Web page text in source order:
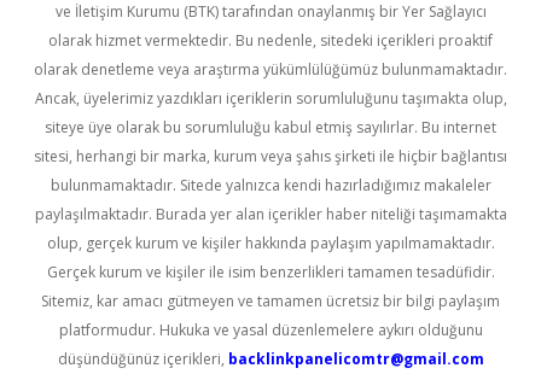
ve İletişim Kurumu (BTK) tarafından onaylanmış bir Yer Sağlayıcı
olarak hizmet vermektedir. Bu nedenle, sitedeki içerikleri proaktif
olarak denetleme veya araştırma yükümlülüğümüz bulunmamaktadır.
Ancak, üyelerimiz yazdıkları içeriklerin sorumluluğunu taşımakta olup,
siteye üye olarak bu sorumluluğu kabul etmiş sayılırlar. Bu internet
sitesi, herhangi bir marka, kurum veya şahıs şirketi ile hiçbir bağlantısı
bulunmamaktadır. Sitede yalnızca kendi hazırladığımız makaleler
paylaşılmaktadır. Burada yer alan içerikler haber niteliği taşımamakta
olup, gerçek kurum ve kişiler hakkında paylaşım yapılmamaktadır.
Gerçek kurum ve kişiler ile isim benzerlikleri tamamen tesadüfidir.
Sitemiz, kar amacı gütmeyen ve tamamen ücretsiz bir bilgi paylaşım
platformudur. Hukuka ve yasal düzenlemelere aykırı olduğunu
düşündüğünüz içerikleri, backlinkpanelicomtr@gmail.com